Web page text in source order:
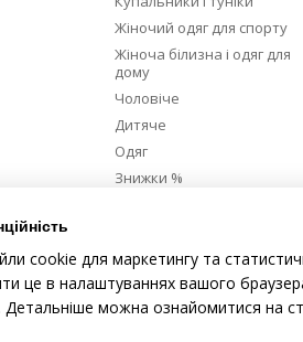
Жіночий одяг для спорту
Жіноча білизна і одяг для
дому
Чоловіче
Дитяче
Одяг
Знижки %
cookie для маркетингу та
це в налаштуваннях вашого
можна ознайомитися на